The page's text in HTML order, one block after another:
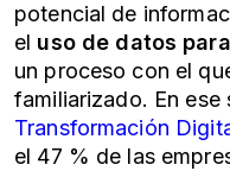
potencial de
el uso de datos
un proceso con el
familiarizado. En ese
Transformación
el 47 % de las